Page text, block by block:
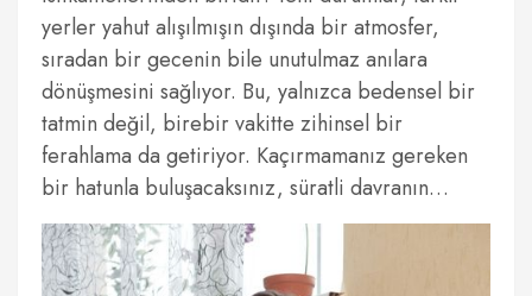
yerler yahut alışılmışın dışında bir atmosfer,
sıradan bir gecenin bile unutulmaz anılara
dönüşmesini sağlıyor. Bu, yalnızca bedensel bir
tatmin değil, birebir vakitte zihinsel bir
ferahlama da getiriyor. Kaçırmamanız gereken
bir hatunla buluşacaksınız, süratli davranın…